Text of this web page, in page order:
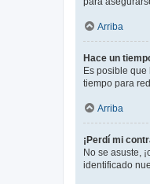
Arriba
Hace un
Es posible
tiempo para
Arriba
¡Perdí mi
No se asuste,
identificado